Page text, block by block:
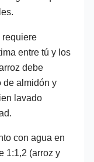
requiere
entre tú y los
debe
de almidón y
lavado
con agua en
1:1,2 (arroz y